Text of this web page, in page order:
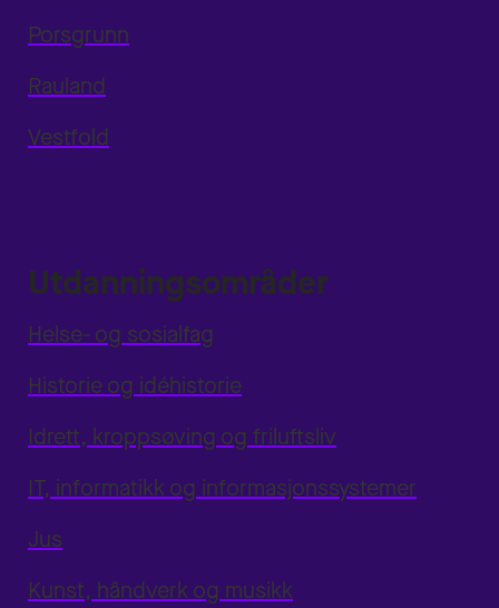
Porsgrunn
Rauland
Vestfold
Utdanningsområder
Helse- og sosialfag
Historie og idéhistorie
Idrett, kroppsøving og friluftsliv
IT, informatikk og informasjonssystemer
Jus
Kunst, håndverk og musikk